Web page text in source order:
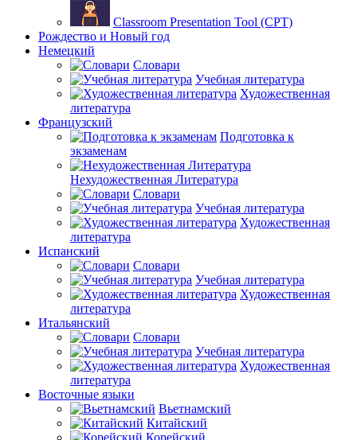
Classroom Presentation Tool (CPT)
Рождество и Новый год
Немецкий
Словари
Учебная литература
Художественная
литература
Французский
Подготовка к
экзаменам
Нехудожественная Литература
Словари
Учебная литература
Художественная
литература
Испанский
Словари
Учебная литература
Художественная
литература
Итальянский
Словари
Учебная литература
Художественная
литература
Восточные языки
Вьетнамский
Китайский
Корейский